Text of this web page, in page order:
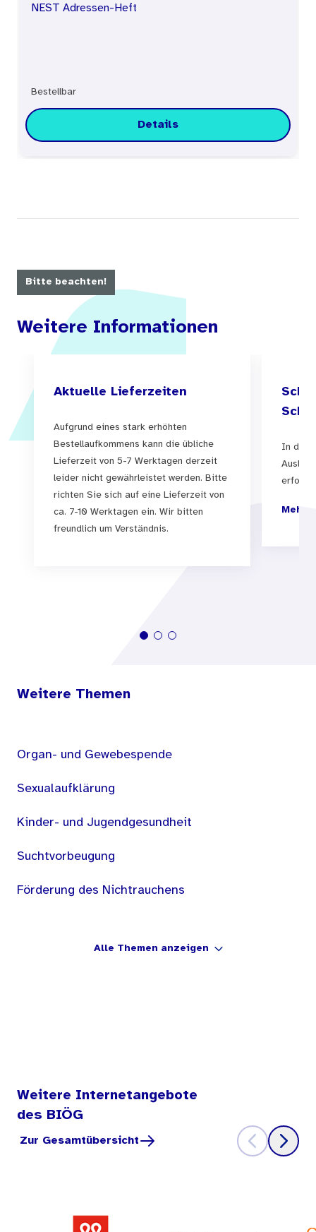
NEST Adressen-Heft
Bestellbar
Details
Bitte beachten!
Weitere Informationen
Aktuelle Lieferzeiten
Aufgrund eines stark erhöhten
Bestellaufkommens kann die übliche
Lieferzeit von 5-7 Werktagen derzeit
leider nicht gewährleistet werden. Bitte
richten Sie sich auf eine Lieferzeit von
ca. 7-10 Werktagen ein. Wir bitten
freundlich um Verständnis.
In der
Mehr
Weitere Themen
Organ- und Gewebespende
Sexualaufklärung
Kinder- und Jugendgesundheit
Suchtvorbeugung
Förderung des Nichtrauchens
Alle Themen anzeigen
Weitere Internetangebote
des BIÖG
Zur Gesamtübersicht